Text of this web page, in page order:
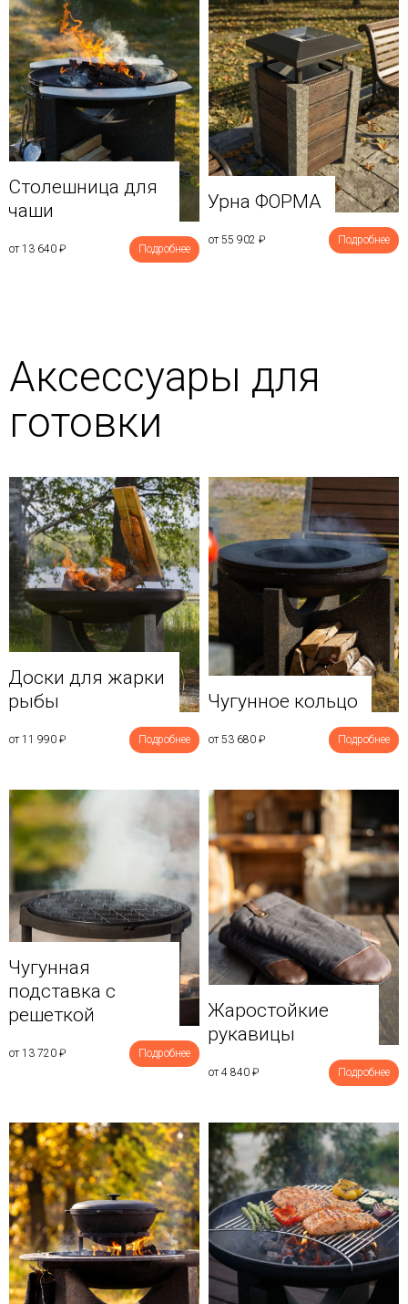
Столешница для
чаши
от 13 640 ₽ Подробнее
Урна ФОРМА
от 55 902 ₽ Подробнее
Аксессуары для
готовки
Доски для жарки
рыбы
от 11 990 ₽ Подробнее
Чугунное кольцо
от 53 680 ₽ Подробнее
Чугунная
подставка с
решеткой
от 13 720 ₽ Подробнее
Жаростойкие
рукавицы
от 4 840 ₽ Подробнее